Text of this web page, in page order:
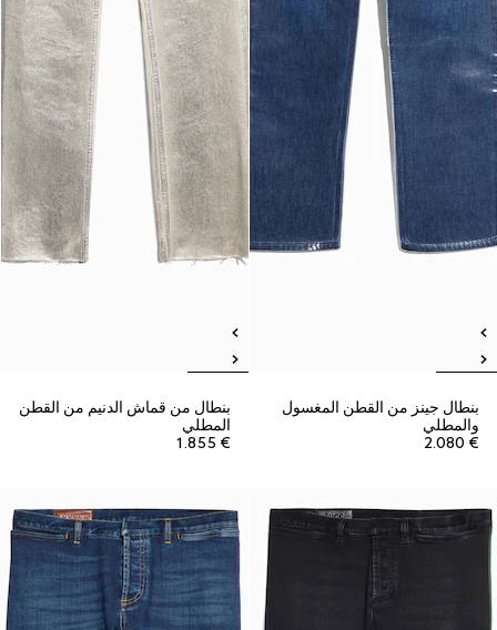
بنطال جينز من القطن المغسول
والمطلي
€ 2.080
بنطال من قماش الدنيم من القطن
المطلي
€ 1.855